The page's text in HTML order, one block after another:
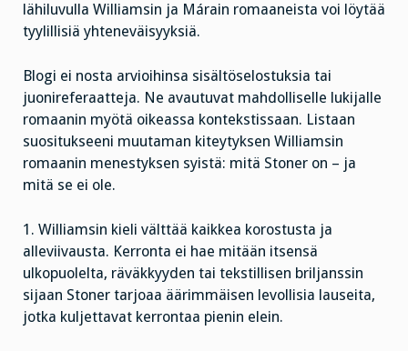
lähiluvulla Williamsin ja Márain romaaneista voi löytää
tyylillisiä yhteneväisyyksiä.
Blogi ei nosta arvioihinsa sisältöselostuksia tai
juonireferaatteja. Ne avautuvat mahdolliselle lukijalle
romaanin myötä oikeassa kontekstissaan. Listaan
suositukseeni muutaman kiteytyksen Williamsin
romaanin menestyksen syistä: mitä Stoner on – ja
mitä se ei ole.
1. Williamsin kieli välttää kaikkea korostusta ja
alleviivausta. Kerronta ei hae mitään itsensä
ulkopuolelta, räväkkyyden tai tekstillisen briljanssin
sijaan Stoner tarjoaa äärimmäisen levollisia lauseita,
jotka kuljettavat kerrontaa pienin elein.